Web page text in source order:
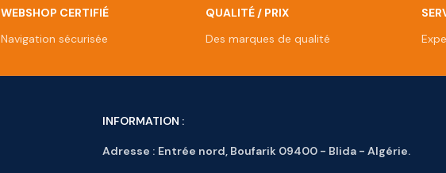
WEBSHOP CERTIFIÉ
Navigation sécurisée
QUALITÉ / PRIX
Des marques de qualité
INFORMATION :
Adresse : Entrée nord, Boufarik 09400 - Blida - Algérie.